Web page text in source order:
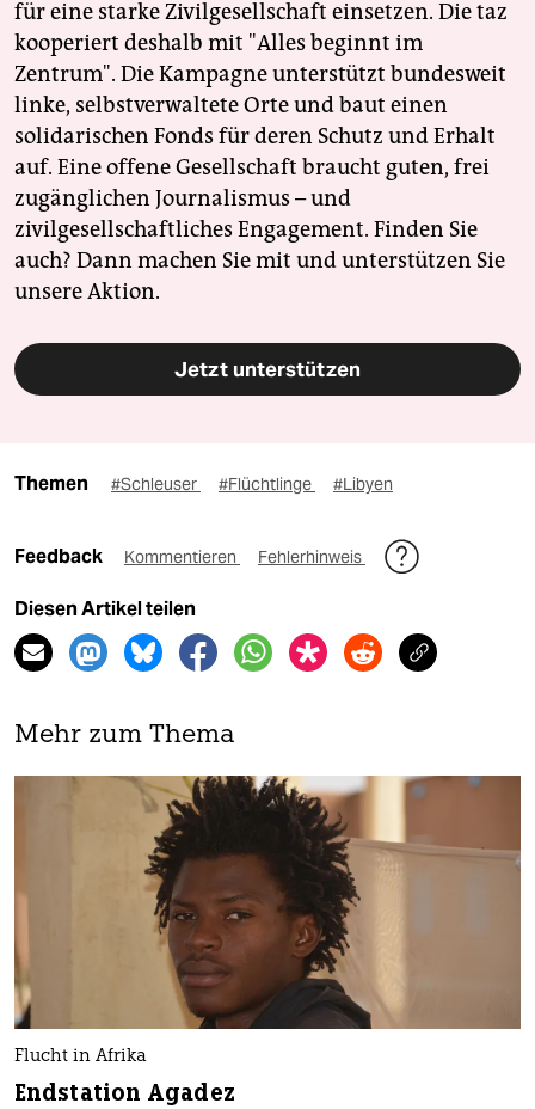
für eine starke Zivilgesellschaft einsetzen. Die taz
kooperiert deshalb mit "Alles beginnt im
Zentrum". Die Kampagne unterstützt bundesweit
linke, selbstverwaltete Orte und baut einen
solidarischen Fonds für deren Schutz und Erhalt
auf. Eine offene Gesellschaft braucht guten, frei
zugänglichen Journalismus – und
zivilgesellschaftliches Engagement. Finden Sie
auch? Dann machen Sie mit und unterstützen Sie
unsere Aktion.
Jetzt unterstützen
Themen #Schleuser #Flüchtlinge #Libyen
Feedback Kommentieren Fehlerhinweis
Diesen Artikel teilen
Mehr zum Thema
Flucht in Afrika
Endstation Agadez